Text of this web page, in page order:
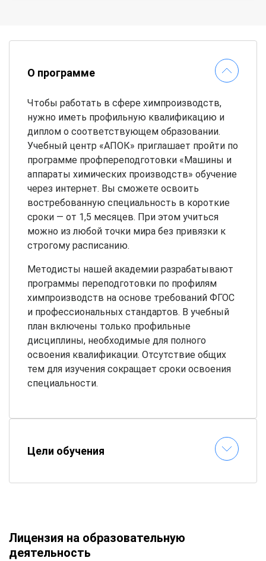
О программе
Чтобы работать в сфере химпроизводств,
нужно иметь профильную квалификацию и
диплом о соответствующем образовании.
Учебный центр «АПОК» приглашает пройти по
программе профпереподготовки «Машины и
аппараты химических производств» обучение
через интернет. Вы сможете освоить
востребованную специальность в короткие
сроки — от 1,5 месяцев. При этом учиться
можно из любой точки мира без привязки к
строгому расписанию.
Методисты нашей академии разрабатывают
программы переподготовки по профилям
химпроизводств на основе требований ФГОС
и профессиональных стандартов. В учебный
план включены только профильные
дисциплины, необходимые для полного
освоения квалификации. Отсутствие общих
тем для изучения сокращает сроки освоения
специальности.
Цели обучения
Лицензия на образовательную
деятельность